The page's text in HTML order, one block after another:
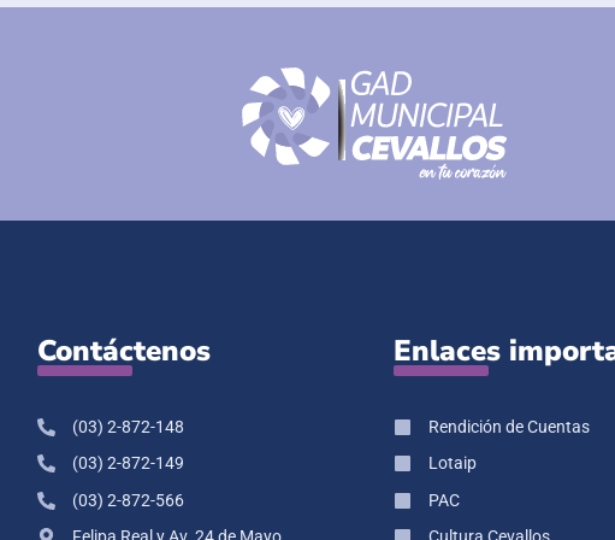
Contáctenos
(03) 2-872-148
(03) 2-872-149
(03) 2-872-566
Enlaces
Rendición de Cuentas
Lotaip
PAC